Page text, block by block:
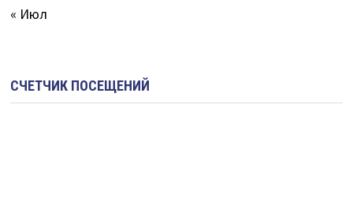
« Июл
СЧЕТЧИК ПОСЕЩЕНИЙ